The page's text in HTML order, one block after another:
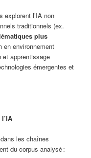
explorent l’IA non
traditionnels (ex.
plus
en environnement
et apprentissage
émergentes et
les chaînes
du corpus analysé :